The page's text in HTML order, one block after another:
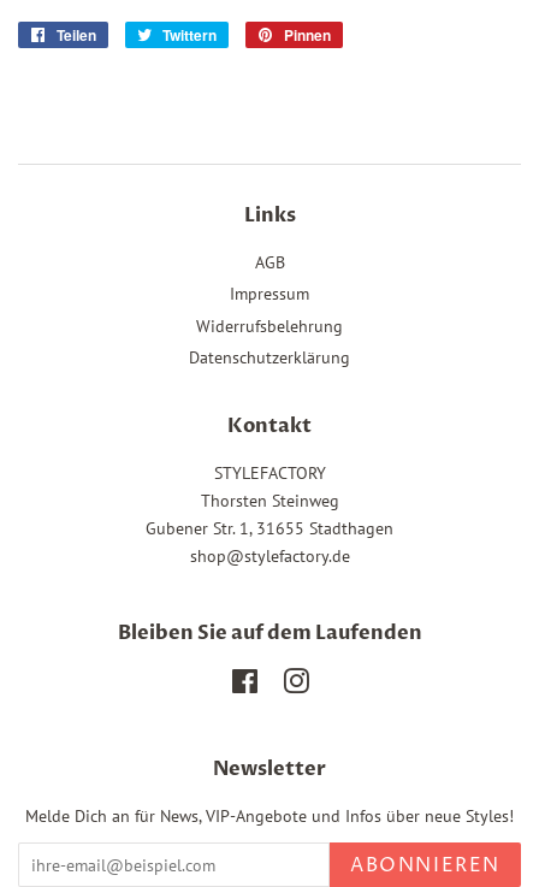
Teilen Twittern Pinnen
Links
AGB
Impressum
Widerrufsbelehrung
Datenschutzerklärung
Kontakt
STYLEFACTORY
Thorsten Steinweg
Gubener Str. 1, 31655 Stadthagen
shop@stylefactory.de
Bleiben Sie auf dem Laufenden
FacebookInstagram
Newsletter
Melde Dich an für News, VIP-Angebote und Infos über neue Styles!
ABONNIEREN